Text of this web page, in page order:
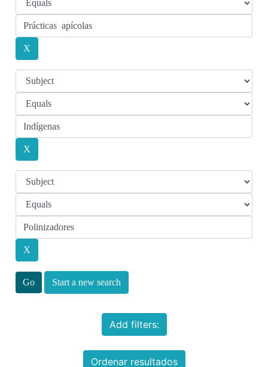
Start a new search
Add filters:
Ordenar resultados